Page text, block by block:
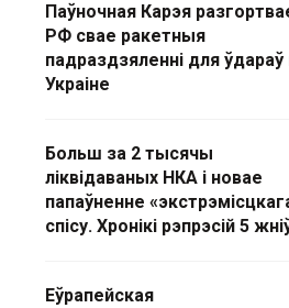
Паўночная Карэя
РФ свае ракетныя
падраздзяленні для ўдараў
Украіне
Больш за 2 тысячы
ліквідаваных НКА і новае
папаўненне
спісу. Хронікі рэпрэсій 5
Еўрапейская